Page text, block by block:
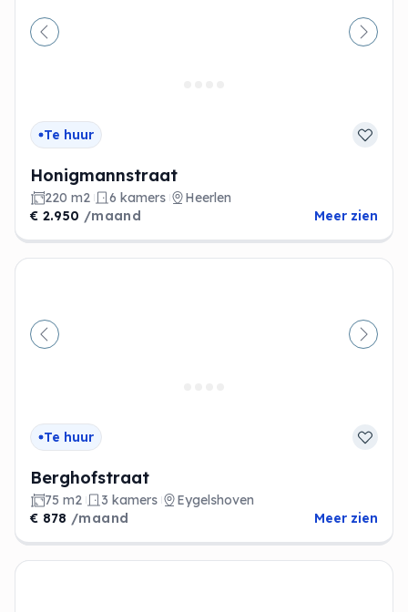
Vorige
Te huur
Honigmannstraat
220 m2 6 kamers
Heerlen
€ 2.950 /maand Meer zien
Vorige
Te huur
Berghofstraat
75 m2 3 kamers
Eygelshoven
€ 878 /maand Meer zien